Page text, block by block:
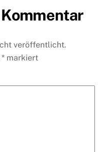
veröffentlicht.
* markiert